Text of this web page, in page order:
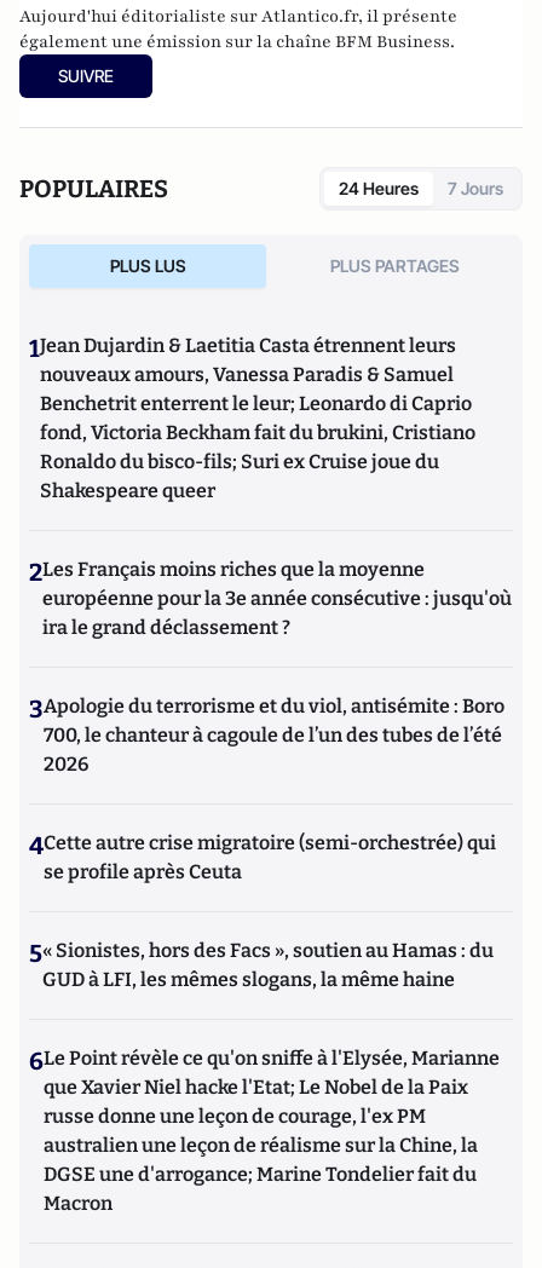
Aujourd'hui éditorialiste sur Atlantico.fr, il présente
également une émission sur la chaîne BFM Business.
SUIVRE
POPULAIRES 24 Heures 7 Jours
PLUS LUS PLUS PARTAGES
1Jean Dujardin & Laetitia Casta étrennent leurs
nouveaux amours, Vanessa Paradis & Samuel
Benchetrit enterrent le leur; Leonardo di Caprio
fond, Victoria Beckham fait du brukini, Cristiano
Ronaldo du bisco-fils; Suri ex Cruise joue du
Shakespeare queer
2Les Français moins riches que la moyenne
européenne pour la 3e année consécutive : jusqu'où
ira le grand déclassement ?
3Apologie du terrorisme et du viol, antisémite : Boro
700, le chanteur à cagoule de l’un des tubes de l’été
2026
4Cette autre crise migratoire (semi-orchestrée) qui
se profile après Ceuta
5« Sionistes, hors des Facs », soutien au Hamas : du
GUD à LFI, les mêmes slogans, la même haine
6Le Point révèle ce qu'on sniffe à l'Elysée, Marianne
que Xavier Niel hacke l'Etat; Le Nobel de la Paix
russe donne une leçon de courage, l'ex PM
australien une leçon de réalisme sur la Chine, la
DGSE une d'arrogance; Marine Tondelier fait du
Macron